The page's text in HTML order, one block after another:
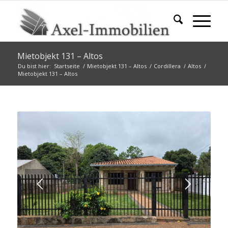
Mietobjekt 131 – Altos
Du bist hier: Startseite / Mietobjekt 131 – Altos / Cordillera / Altos /
Mietobjekt 131 – Altos